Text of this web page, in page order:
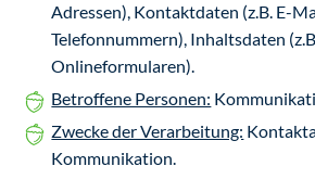
Adressen), Kontaktdaten (z.B. E-
Telefonnummern), Inhaltsdaten
Onlineformularen).
Betroffene Personen:
Zwecke der Verarbeitung:
Kommunikation.